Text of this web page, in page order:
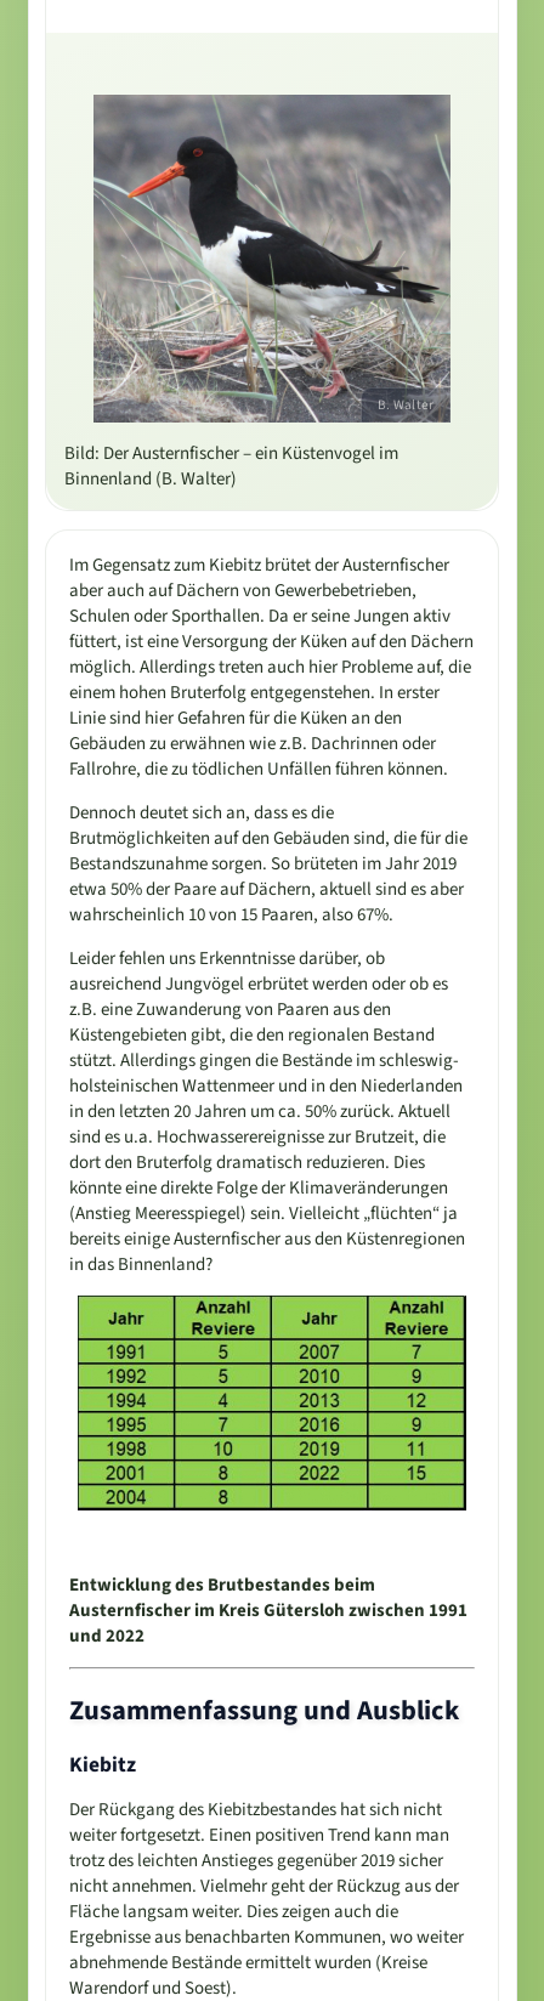
B. Walter
Bild: Der Austernfischer – ein Küstenvogel im
Binnenland (B. Walter)
Im Gegensatz zum Kiebitz brütet der Austernfischer
aber auch auf Dächern von Gewerbebetrieben,
Schulen oder Sporthallen. Da er seine Jungen aktiv
füttert, ist eine Versorgung der Küken auf den Dächern
möglich. Allerdings treten auch hier Probleme auf, die
einem hohen Bruterfolg entgegenstehen. In erster
Linie sind hier Gefahren für die Küken an den
Gebäuden zu erwähnen wie z.B. Dachrinnen oder
Fallrohre, die zu tödlichen Unfällen führen können.
Dennoch deutet sich an, dass es die
Brutmöglichkeiten auf den Gebäuden sind, die für die
Bestandszunahme sorgen. So brüteten im Jahr 2019
etwa 50% der Paare auf Dächern, aktuell sind es aber
wahrscheinlich 10 von 15 Paaren, also 67%.
Leider fehlen uns Erkenntnisse darüber, ob
ausreichend Jungvögel erbrütet werden oder ob es
z.B. eine Zuwanderung von Paaren aus den
Küstengebieten gibt, die den regionalen Bestand
stützt. Allerdings gingen die Bestände im schleswig-
holsteinischen Wattenmeer und in den Niederlanden
in den letzten 20 Jahren um ca. 50% zurück. Aktuell
sind es u.a. Hochwasserereignisse zur Brutzeit, die
dort den Bruterfolg dramatisch reduzieren. Dies
könnte eine direkte Folge der Klimaveränderungen
(Anstieg Meeresspiegel) sein. Vielleicht „flüchten“ ja
bereits einige Austernfischer aus den Küstenregionen
in das Binnenland?
Entwicklung des Brutbestandes beim
Austernfischer im Kreis Gütersloh zwischen 1991
und 2022
Zusammenfassung und Ausblick
Kiebitz
Der Rückgang des Kiebitzbestandes hat sich nicht
weiter fortgesetzt. Einen positiven Trend kann man
trotz des leichten Anstieges gegenüber 2019 sicher
nicht annehmen. Vielmehr geht der Rückzug aus der
Fläche langsam weiter. Dies zeigen auch die
Ergebnisse aus benachbarten Kommunen, wo weiter
abnehmende Bestände ermittelt wurden (Kreise
Warendorf und Soest).